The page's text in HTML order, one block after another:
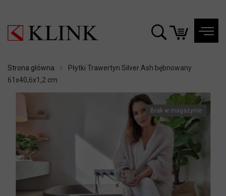
Strona główna
Płytki Trawertyn Silver Ash bębnowany
61x40,6x1,2 cm
Brak w magazynie